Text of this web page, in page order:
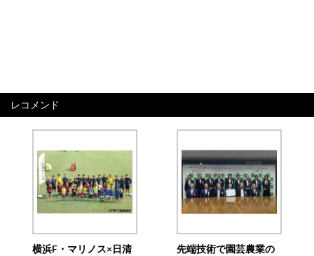
レコメンド
横浜F・マリノス×日清
先端技術で園芸農業の